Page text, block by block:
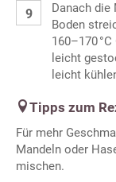
Danach
Boden
160–170
leicht
leicht
Tipps zum
Für mehr
Mandeln oder
mischen.